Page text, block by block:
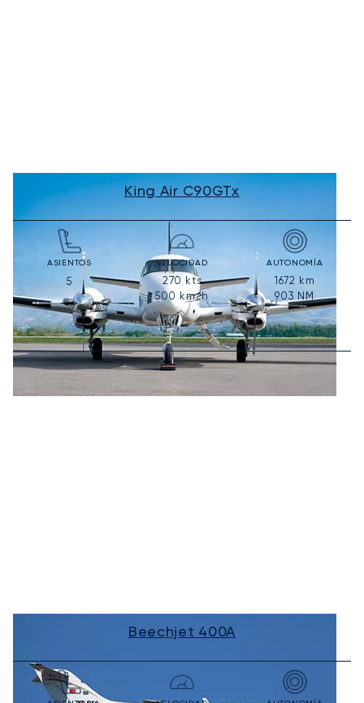
King Air C90GTx
ASIENTOS
5
VELOCIDAD
270 kts
500 km/h
AUTONOMÍA
1672 km
903NM
Beechjet 400A